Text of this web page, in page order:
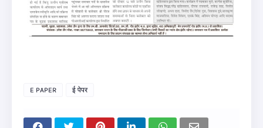
E PAPER ई पेपर